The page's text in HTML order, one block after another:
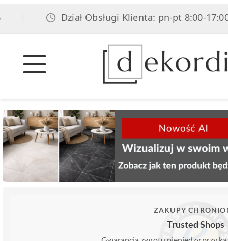
Dział Obsługi Klienta: pn-pt 8:00-17:00,
ZAKUPY
Trusted Shops